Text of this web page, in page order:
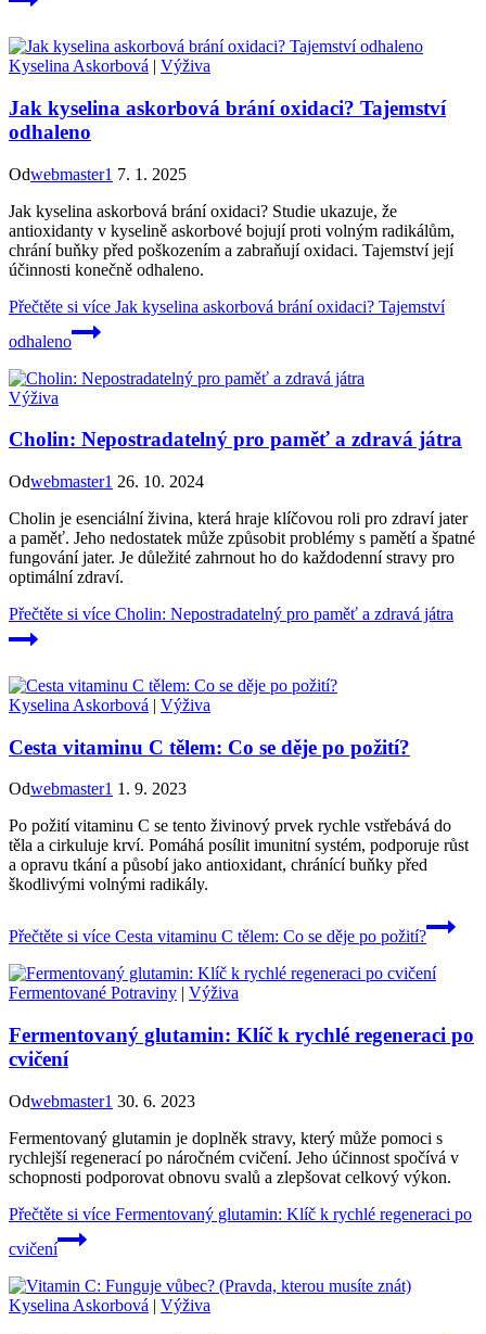
Kyselina Askorbová | Výživa
Jak kyselina askorbová brání oxidaci? Tajemství
odhaleno
Odwebmaster1 7. 1. 2025
Jak kyselina askorbová brání oxidaci? Studie ukazuje, že
antioxidanty v kyselině askorbové bojují proti volným radikálům,
chrání buňky před poškozením a zabraňují oxidaci. Tajemství její
účinnosti konečně odhaleno.
Přečtěte si více Jak kyselina askorbová brání oxidaci? Tajemství
odhaleno
Výživa
Cholin: Nepostradatelný pro paměť a zdravá játra
Odwebmaster1 26. 10. 2024
Cholin je esenciální živina, která hraje klíčovou roli pro zdraví jater
a paměť. Jeho nedostatek může způsobit problémy s pamětí a špatné
fungování jater. Je důležité zahrnout ho do každodenní stravy pro
optimální zdraví.
Přečtěte si více Cholin: Nepostradatelný pro paměť a zdravá játra
Kyselina Askorbová | Výživa
Cesta vitaminu C tělem: Co se děje po požití?
Odwebmaster1 1. 9. 2023
Po požití vitaminu C se tento živinový prvek rychle vstřebává do
těla a cirkuluje krví. Pomáhá posílit imunitní systém, podporuje růst
a opravu tkání a působí jako antioxidant, chránící buňky před
škodlivými volnými radikály.
Přečtěte si více Cesta vitaminu C tělem: Co se děje po požití?
Fermentované Potraviny | Výživa
Fermentovaný glutamin: Klíč k rychlé regeneraci po
cvičení
Odwebmaster1 30. 6. 2023
Fermentovaný glutamin je doplněk stravy, který může pomoci s
rychlejší regenerací po náročném cvičení. Jeho účinnost spočívá v
schopnosti podporovat obnovu svalů a zlepšovat celkový výkon.
Přečtěte si více Fermentovaný glutamin: Klíč k rychlé regeneraci po
cvičení
Kyselina Askorbová | Výživa